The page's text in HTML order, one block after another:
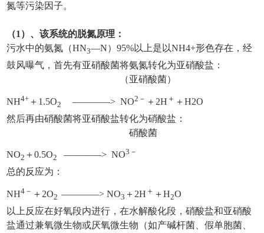
氮等污染因子。
（1） 、该系统的脱氮原理：
污水中的氨氮（HN3—N）95%以上是以NH4+形色存在，经
鼓风曝气，首先有亚硝酸菌将氨氮转化为亚硝酸盐：
（亚硝酸菌）
NH4+ ＋1.5O2 ————> NO2－ ＋2H ＋ ＋H2O
然后再由硝酸菌将亚硝酸盐转化为硝酸盐：
硝酸菌
NO2 ＋0.5O2 ————> NO3－
总的反应为：
NH4－ ＋2O2————> NO3 ＋2H ＋ ＋H2O
以上反应在好氧段内进行，在水解酸化段，硝酸盐和亚硝酸
盐通过兼氧微生物或厌氧微生物（如产碱杆菌、假单胞菌、